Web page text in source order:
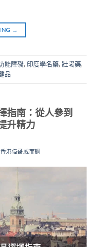
→
能障礙, 印度學名藥, 壯陽藥,
品
指南：從人參到
升精力
香港偉哥威而鋼